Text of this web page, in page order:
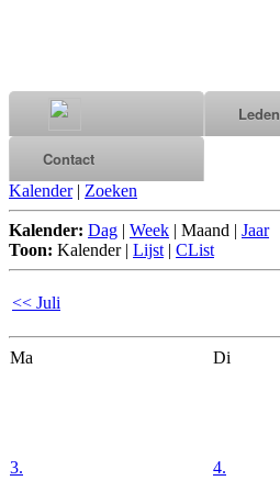
Leden
Contact
Kalender | Zoeken
Kalender: Dag | Week | Maand | Jaar
Toon: Kalender| Lijst | CList
<< Juli
Ma Di
3. 4.